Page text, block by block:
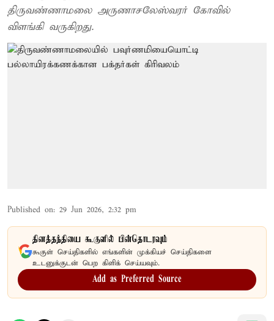
திருவண்ணாமலை அருணாசலேஸ்வரர் கோவில்
விளங்கி வருகிறது.
Published on: 29 Jun 2026, 2:32 pm
தினத்தந்தியை கூகுளில் பின்தொடரவும்
கூகுள் செய்திகளில் எங்களின் முக்கியச் செய்திகளை
உடனுக்குடன் பெற கிளிக் செய்யவும்.
Add as Preferred Source